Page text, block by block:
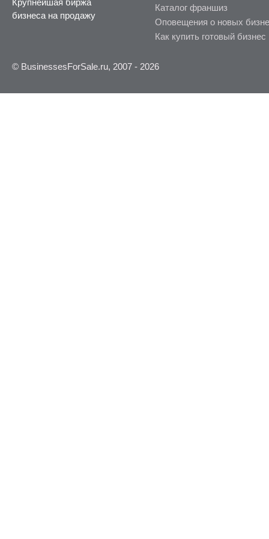
Крупнейшая биржа
бизнеса на продажу
Каталог франшиз
Оповещения о новых
Как купить готовый бизнес
© BusinessesForSale.ru, 2007 - 2026